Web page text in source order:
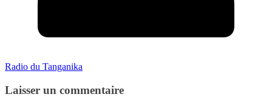
Radio du Tanganika
Laisser un commentaire